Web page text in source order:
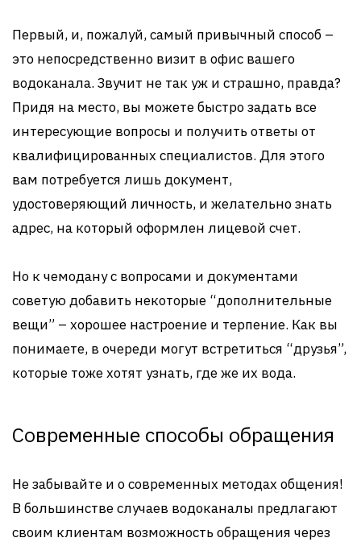
Первый, и, пожалуй, самый привычный способ –
это непосредственно визит в офис вашего
водоканала. Звучит не так уж и страшно, правда?
Придя на место, вы можете быстро задать все
интересующие вопросы и получить ответы от
квалифицированных специалистов. Для этого
вам потребуется лишь документ,
удостоверяющий личность, и желательно знать
адрес, на который оформлен лицевой счет.
Но к чемодану с вопросами и документами
советую добавить некоторые “дополнительные
вещи” – хорошее настроение и терпение. Как вы
понимаете, в очереди могут встретиться “друзья”,
которые тоже хотят узнать, где же их вода.
Современные способы обращения
Не забывайте и о современных методах общения!
В большинстве случаев водоканалы предлагают
своим клиентам возможность обращения через